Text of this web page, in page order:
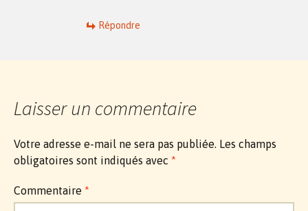
Répondre
Laisser un commentaire
Votre adresse e-mail ne sera pas publiée. Les champs
obligatoires sont indiqués avec *
Commentaire *